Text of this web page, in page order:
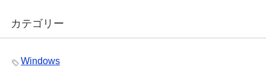
カテゴリー
Windows